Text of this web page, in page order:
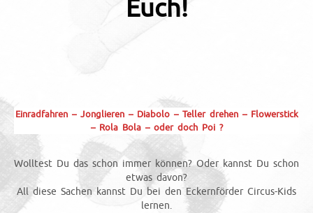
Euch!
Einradfahren – Jonglieren – Diabolo – Teller drehen – Flowerstick
– Rola Bola – oder doch Poi ?
Wolltest Du das schon immer können? Oder kannst Du schon
etwas davon?
All diese Sachen kannst Du bei den Eckernförder Circus-Kids
lernen.